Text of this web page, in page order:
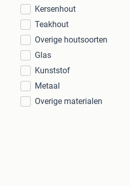
Kersenhout
Teakhout
Overige houtsoorten
Glas
Kunststof
Metaal
Overige materialen